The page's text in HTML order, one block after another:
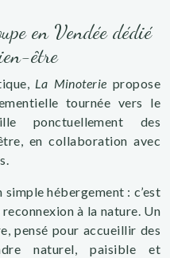
en Vendée dédié
être
La Minoterie propose
tournée vers le
ponctuellement des
en collaboration avec
simple hébergement : c’est
à la nature. Un
pensé pour accueillir des
naturel, paisible et